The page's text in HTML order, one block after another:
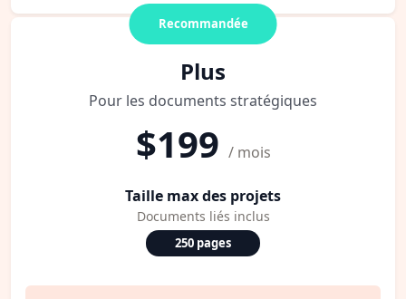
Recommandée
Plus
Pour les documents stratégiques
$199 / mois
Taille max des projets
Documents liés inclus
250 pages